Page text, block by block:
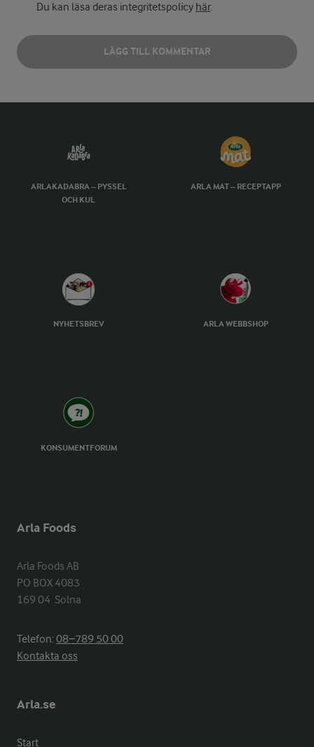
Du kan läsa deras integritetspolicy här.
LÄGG TILL KOMMENTAR
ARLAKADABRA – PYSSEL
OCH KUL
ARLA MAT – RECEPTAPP
NYHETSBREV ARLA WEBBSHOP
KONSUMENTFORUM
Arla Foods
Arla Foods AB
PO BOX 4083
169 04  Solna
Telefon:08−789 50 00
Kontakta oss
Arla.se
Start